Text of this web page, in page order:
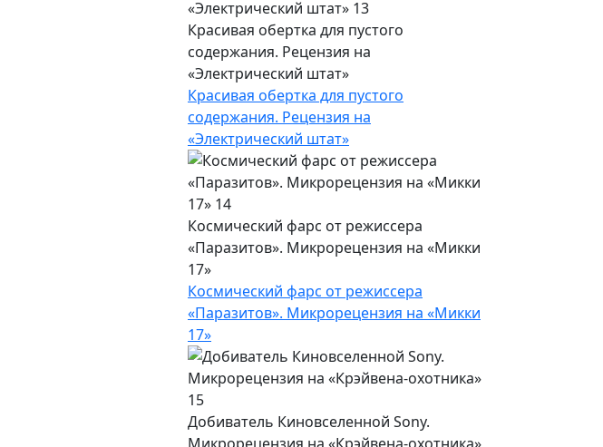
Красивая обертка для пустого
содержания. Рецензия на
«Электрический штат»
Красивая обертка для пустого
содержания. Рецензия на
«Электрический штат»
Космический фарс от режиссера
«Паразитов». Микрорецензия на «Микки
17»
Космический фарс от режиссера
«Паразитов». Микрорецензия на «Микки
17»
Добиватель Киновселенной Sony.
Микрорецензия на «Крэйвена-охотника»